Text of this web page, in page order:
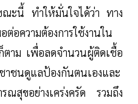
ณะนี้ ทำให้มั่นใจได้ว่า ทาง
ต่อความต้องการใช้งานใน
าม เพื่อลดจำนวนผู้ติดเชื้อ
าชนดูแลป้องกันตนเองและ
ณสุขอย่างเคร่งครัด รวมถึง